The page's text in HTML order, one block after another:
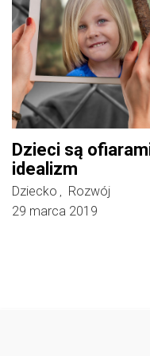
Dzieci są
idealizm
Dziecko ,
Rozwój
29 marca 2019